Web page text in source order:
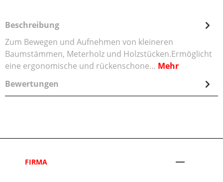
Beschreibung
Zum Bewegen und Aufnehmen von kleineren
Baumstämmen, Meterholz und Holzstücken.Ermöglicht
eine ergonomische und rückenschone… Mehr
Bewertungen
FIRMA